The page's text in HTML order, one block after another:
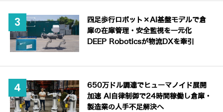
四足歩行ロボット×AI基盤モデルで倉
庫の在庫管理・安全監視を一元化
DEEP Roboticsが物流DXを牽引
650万ドル調達でヒューマノイド展開
加速 AI自律制御で24時間稼働し倉庫・
製造業の人手不足解決へ